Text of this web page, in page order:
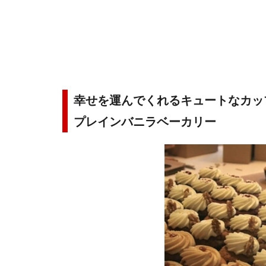
幸せを運んでくれるキュートなカ
プレインバニラベーカリー